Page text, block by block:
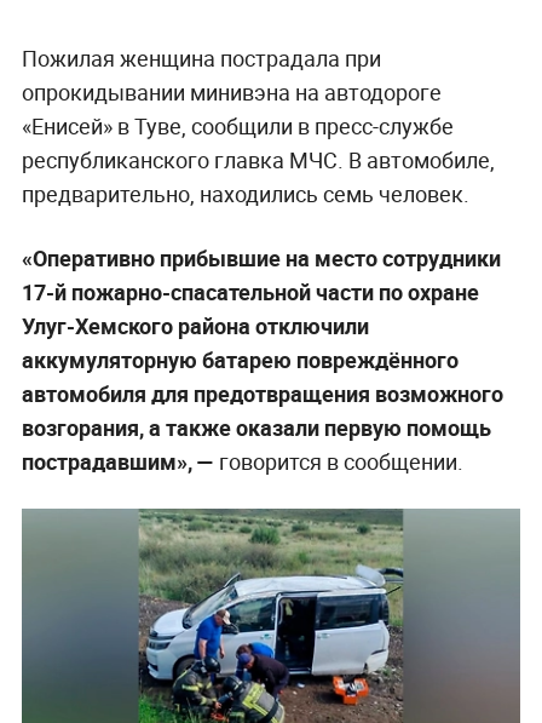
Пожилая женщина пострадала при
опрокидывании минивэна на автодороге
«Енисей» в Туве, сообщили в пресс-службе
республиканского главка МЧС. В автомобиле,
предварительно, находились семь человек.
«Оперативно прибывшие на место сотрудники
17-й пожарно-спасательной части по охране
Улуг-Хемского района отключили
аккумуляторную батарею повреждённого
автомобиля для предотвращения возможного
возгорания, а также оказали первую помощь
пострадавшим», — говорится в сообщении.